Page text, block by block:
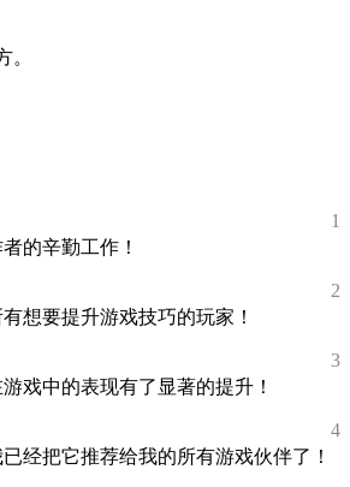
1
的辛勤工作！
2
想要提升游戏技巧的玩家！
3
戏中的表现有了显著的提升！
4
经把它推荐给我的所有游戏伙伴了！